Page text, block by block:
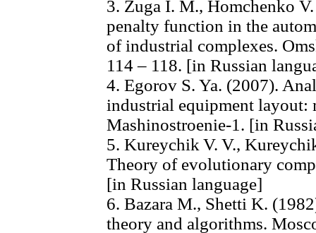
3. Zuga I. M., Homchenko
penalty function in the
of industrial complexes.
114 – 118. [in Russian
4. Egorov S. Ya. (2007).
industrial equipment layout:
Mashinostroenie-1. [in
5. Kureychik V. V.,
Theory of evolutionary
[in Russian language]
6. Bazara M., Shetti K.
theory and algorithms.